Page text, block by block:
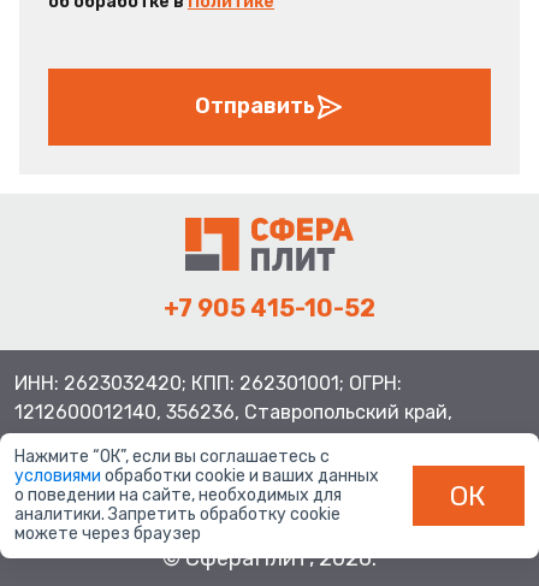
Отправить
+7 905 415-10-52
ИНН: 2623032420; КПП: 262301001; ОГРН:
1212600012140, 356236, Ставропольский край,
© СфераПлит, 2026.
Нажмите “ОК”, если вы соглашаетесь с
условиями обработки cookie и ваших данных
о поведении на сайте, необходимых для
аналитики. Запретить обработку cookie
можете через браузер
ОК